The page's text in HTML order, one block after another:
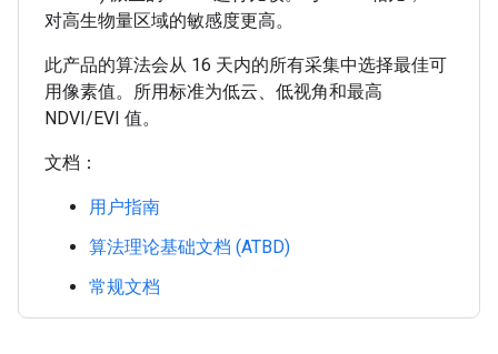
对高生物量区域的敏感度更高。
此产品的算法会从 16 天内的所有采集中选择最佳可
用像素值。所用标准为低云、低视角和最高
NDVI/EVI 值。
文档：
用户指南
算法理论基础文档 (ATBD)
常规文档